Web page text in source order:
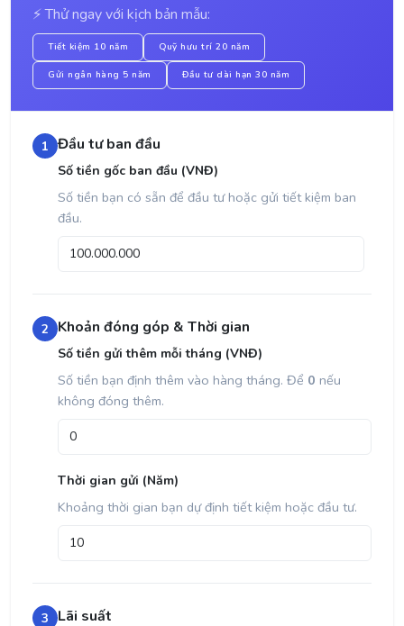
⚡ Thử ngay với kịch bản mẫu:
Tiết kiệm 10 năm Quỹ hưu trí 20 năm
Gửi ngân hàng 5 năm Đầu tư dài hạn 30 năm
1 Đầu tư ban đầu
Số tiền gốc ban đầu (VNĐ)
Số tiền bạn có sẵn để đầu tư hoặc gửi tiết kiệm ban
đầu.
2 Khoản đóng góp & Thời gian
Số tiền gửi thêm mỗi tháng (VNĐ)
Số tiền bạn định thêm vào hàng tháng. Để 0 nếu
không đóng thêm.
Thời gian gửi (Năm)
Khoảng thời gian bạn dự định tiết kiệm hoặc đầu tư.
3 Lãi suất